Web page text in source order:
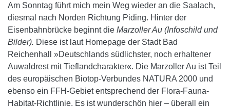
Am Sonntag führt mich mein Weg wieder an die Saalach,
diesmal nach Norden Richtung Piding. Hinter der
Eisenbahnbrücke beginnt die Marzoller Au (Infoschild und
Bilder). Diese ist laut Homepage der Stadt Bad
Reichenhall »Deutschlands südlichster, noch erhaltener
Auwaldrest mit Tieflandcharakter«. Die Marzoller Au ist Teil
des europäischen Biotop-Verbundes NATURA 2000 und
ebenso ein FFH-Gebiet entsprechend der Flora-Fauna-
Habitat-Richtlinie. Es ist wunderschön hier – überall ein